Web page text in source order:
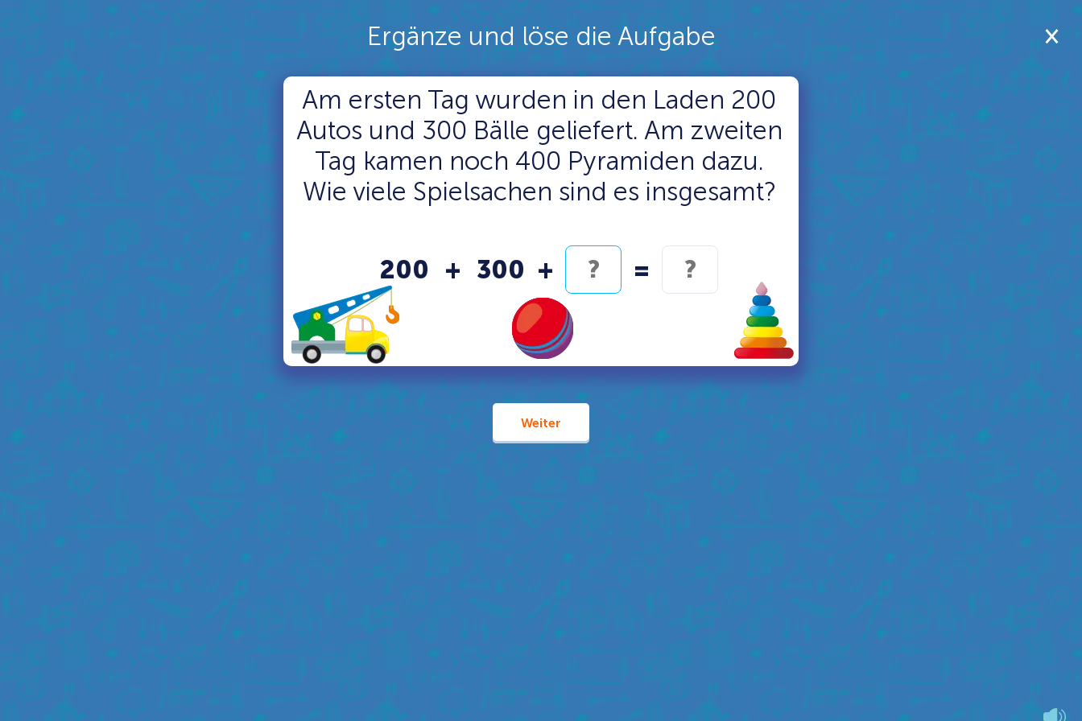
Am ersten Tag wurden in den Laden 200
Autos und 300 Bälle geliefert. Am zweiten
Tag kamen noch 400 Pyramiden dazu.
Wie viele Spielsachen sind es insgesamt?
Ergänze und löse die Aufgabe
200 + 300 + =